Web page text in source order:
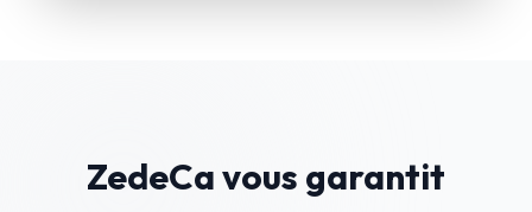
ZedeCa vous garantit